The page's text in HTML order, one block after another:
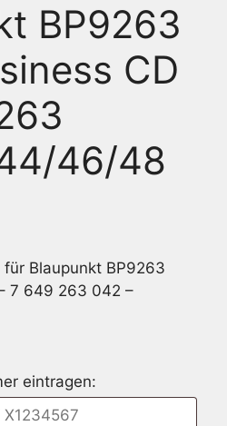
BP9263
CD
46/48
Blaupunkt BP9263
7 649 263 042 –
eintragen: